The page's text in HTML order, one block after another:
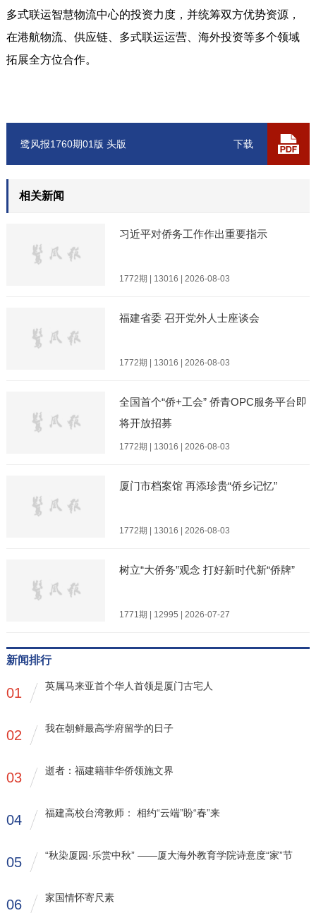
多式联运智慧物流中心的投资力度，并统筹双方优势资源，
在港航物流、供应链、多式联运运营、海外投资等多个领域
拓展全方位合作。
下载
鹭风报1760期01版 头版
相关新闻
习近平对侨务工作作出重要指示
1772期 | 13016 | 2026-08-03
福建省委 召开党外人士座谈会
1772期 | 13016 | 2026-08-03
全国首个“侨+工会” 侨青OPC服务平台即
将开放招募
1772期 | 13016 | 2026-08-03
厦门市档案馆 再添珍贵“侨乡记忆”
1772期 | 13016 | 2026-08-03
树立“大侨务”观念 打好新时代新“侨牌”
1771期 | 12995 | 2026-07-27
新闻排行
01 英属马来亚首个华人首领是厦门古宅人
02 我在朝鲜最高学府留学的日子
03 逝者：福建籍菲华侨领施文界
04 福建高校台湾教师： 相约“云端”盼“春”来
05 “秋染厦园·乐赏中秋” ——厦大海外教育学院诗意度“家”节
06 家国情怀寄尺素